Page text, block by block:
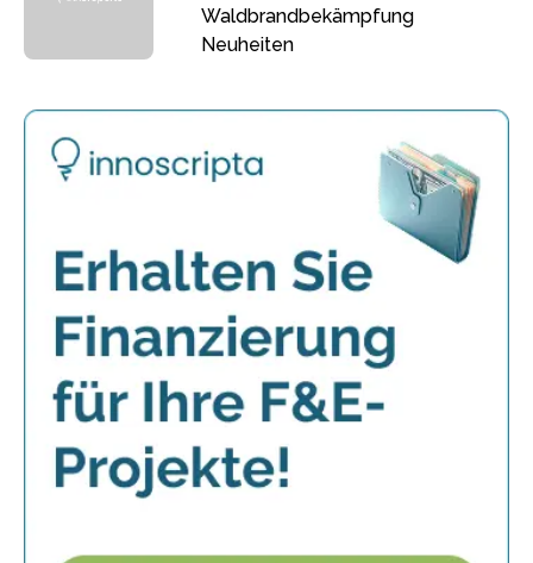
Waldbrandbekämpfung
Neuheiten